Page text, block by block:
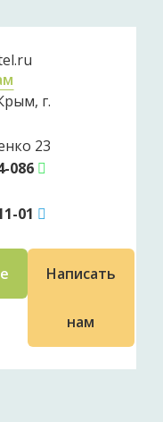
г.
23
086
01
Написать
нам